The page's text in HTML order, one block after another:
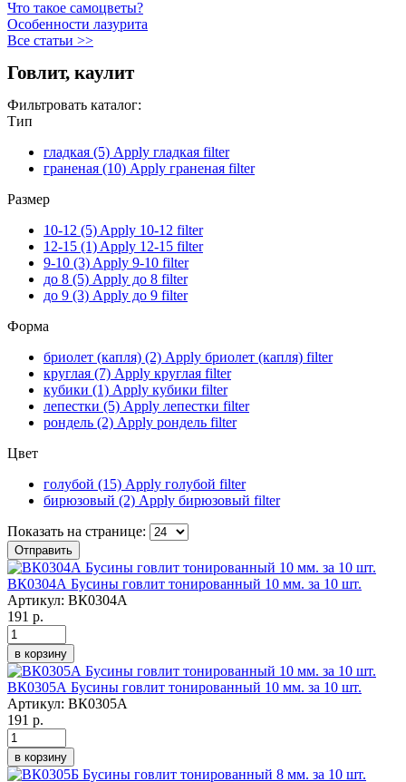
Что такое самоцветы?
Особенности лазурита
Все статьи >>
Говлит, каулит
Фильтровать каталог:
Тип
гладкая (5) Apply гладкая filter
граненая (10) Apply граненая filter
Размер
10-12 (5) Apply 10-12 filter
12-15 (1) Apply 12-15 filter
9-10 (3) Apply 9-10 filter
до 8 (5) Apply до 8 filter
до 9 (3) Apply до 9 filter
Форма
бриолет (капля) (2) Apply бриолет (капля) filter
круглая (7) Apply круглая filter
кубики (1) Apply кубики filter
лепестки (5) Apply лепестки filter
рондель (2) Apply рондель filter
Цвет
голубой (15) Apply голубой filter
бирюзовый (2) Apply бирюзовый filter
Показать на странице:
Отправить
ВК0304А Бусины говлит тонированный 10 мм. за 10 шт.
Артикул: ВК0304А
191 р.
в корзину
ВК0305А Бусины говлит тонированный 10 мм. за 10 шт.
Артикул: ВК0305А
191 р.
в корзину